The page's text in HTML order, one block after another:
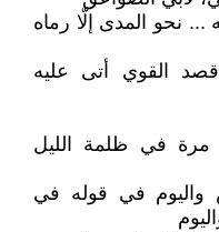
المدى إلّا رماه
القوي أتى عليه
مرة في ظلمة الليل
واليوم في قوله في